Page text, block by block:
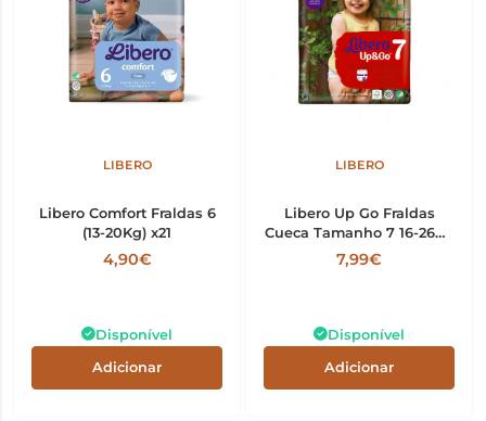
LIBERO
Libero Comfort Fraldas 6
(13-20Kg) x21
4,90€
Disponível
Adicionar
LIBERO
Libero Up Go Fraldas
Cueca Tamanho 7 16-26Kg
x16
7,99€
Disponível
Adicionar